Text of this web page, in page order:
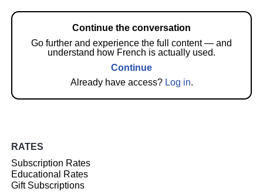
Continue the conversation
Go further and experience the full content — and
understand how French is actually used.
Continue
Already have access? Log in.
RATES
Subscription Rates
Educational Rates
Gift Subscriptions